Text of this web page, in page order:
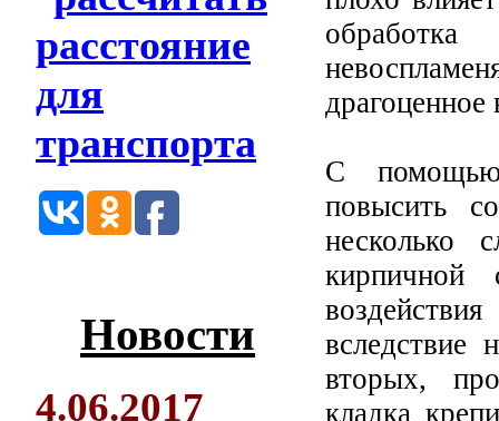
Новости
4.06.2017
С
повысить
несколько
кирпичной
вследствие
вторых,
кладка